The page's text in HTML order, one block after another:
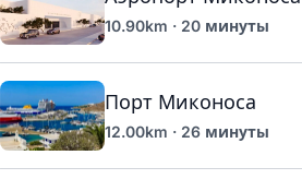
10.90km · 20 минуты
Порт Миконоса
12.00km · 26 минуты